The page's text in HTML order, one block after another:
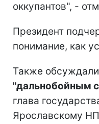
оккупантов", -
Президент
понимание, как
Также
"дальнобойным
глава
Ярославскому